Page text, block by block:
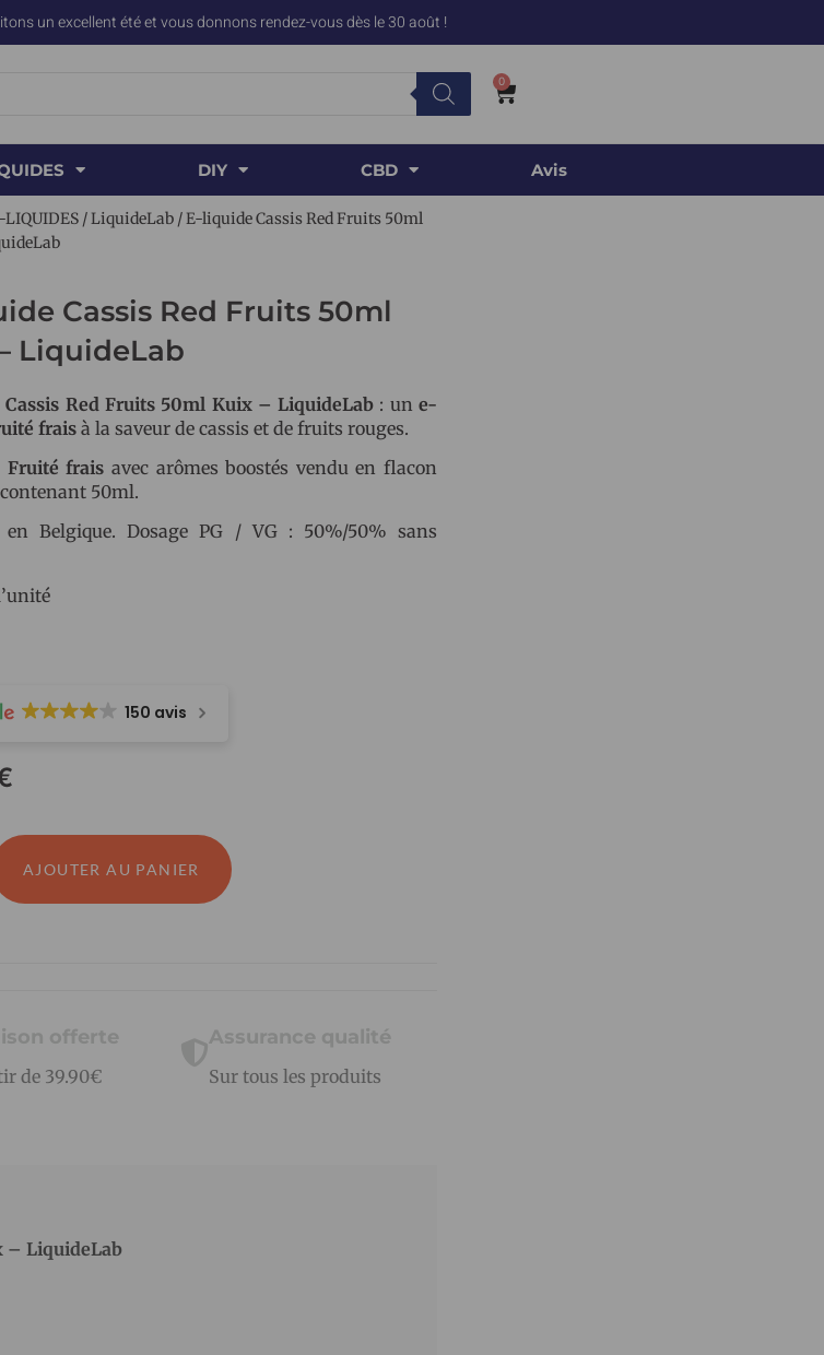
un excellent été et vous donnons rendez-vous dès le 30 août !
0
DIY CBD Avis
LIQUIDES /LiquideLab / E-liquide Cassis Red Fruits 50ml
Cassis Red Fruits 50ml
LiquideLab
Cassis Red Fruits 50ml Kuix – LiquideLab : une-
frais à la saveur de cassis et de fruits rouges.
Fruité frais avec arômes boostés vendu en flacon
50ml.
en Belgique. Dosage PG / VG : 50%/50% sans
150 avis
AJOUTER AU PANIER
offerte
de 39.90€
Assurance qualité
Sur tous les produits
– LiquideLab